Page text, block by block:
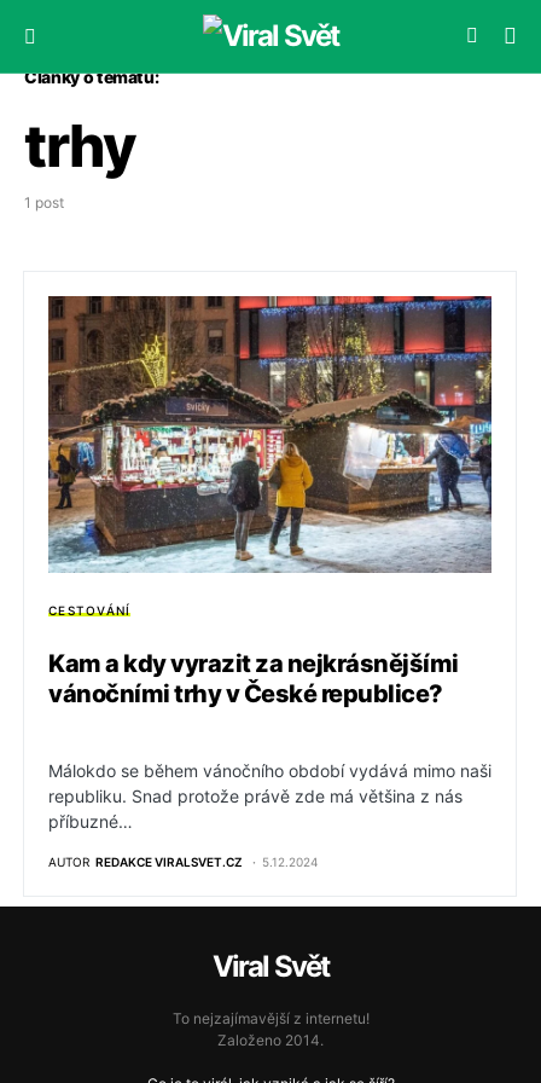
Články o tématu:
trhy
1 post
CESTOVÁNÍ
Kam a kdy vyrazit za nejkrásnějšími
vánočními trhy v České republice?
Málokdo se během vánočního období vydává mimo naši
republiku. Snad protože právě zde má většina z nás
příbuzné…
AUTOR REDAKCE VIRALSVET.CZ 5.12.2024
Viral Svět
To nejzajímavější z internetu!
Založeno 2014.